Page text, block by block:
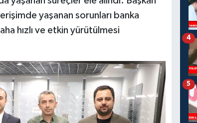
yaşanan sorunları banka
hızlı ve etkin yürütülmesi
4
5